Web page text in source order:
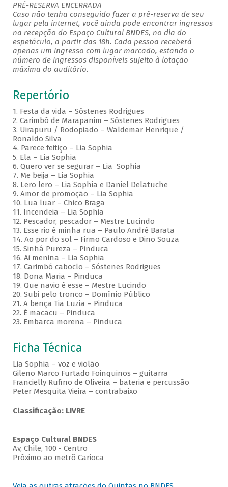
PRÉ-RESERVA ENCERRADA
Caso não tenha conseguido fazer a pré-reserva de seu
lugar pela internet, você ainda pode encontrar ingressos
na recepção do Espaço Cultural BNDES, no dia do
espetáculo, a partir das 18h. Cada pessoa receberá
apenas um ingresso com lugar marcado, estando o
número de ingressos disponíveis sujeito à lotação
máxima do auditório.
Repertório
1. Festa da vida – Sóstenes Rodrigues
2. Carimbó de Marapanim – Sóstenes Rodrigues
3. Uirapuru / Rodopiado – Waldemar Henrique /
Ronaldo Silva
4. Parece feitiço – Lia Sophia
5. Ela – Lia Sophia
6. Quero ver se segurar – Lia Sophia
7. Me beija – Lia Sophia
8. Lero lero – Lia Sophia e Daniel Delatuche
9. Amor de promoção – Lia Sophia
10. Lua luar – Chico Braga
11. Incendeia – Lia Sophia
12. Pescador, pescador – Mestre Lucindo
13. Esse rio é minha rua – Paulo André Barata
14. Ao por do sol – Firmo Cardoso e Dino Souza
15. Sinhá Pureza – Pinduca
16. Ai menina – Lia Sophia
17. Carimbó caboclo – Sóstenes Rodrigues
18. Dona Maria – Pinduca
19. Que navio é esse – Mestre Lucindo
20. Subi pelo tronco – Domínio Público
21. A bença Tia Luzia – Pinduca
22. É macacu – Pinduca
23. Embarca morena – Pinduca
Ficha Técnica
Lia Sophia – voz e violão
Gileno Marco Furtado Foinquinos – guitarra
Francielly Rufino de Oliveira – bateria e percussão
Peter Mesquita Vieira – contrabaixo
Classificação: LIVRE
Espaço Cultural BNDES
Av, Chile, 100 - Centro
Próximo ao metrô Carioca